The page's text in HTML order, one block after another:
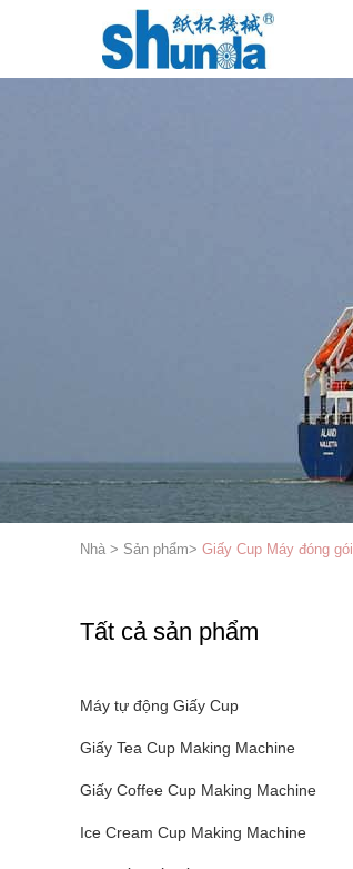
Nhà > Sản phẩm> Giấy Cup Máy đóng gói
Tất cả sản phẩm
Máy tự động Giấy Cup
Giấy Tea Cup Making Machine
Giấy Coffee Cup Making Machine
Ice Cream Cup Making Machine